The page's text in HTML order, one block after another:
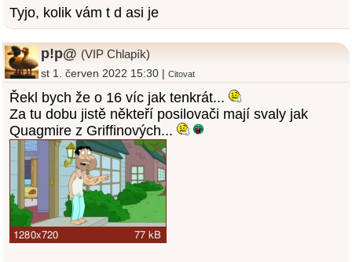
Tyjo, kolik vám t d asi je
p!p@ (VIP Chlapík)
st 1. červen 2022 15:30 |Citovat
Řekl bych že o 16 víc jak tenkrát...
Za tu dobu jistě někteří posilovači mají svaly jak
Quagmire z Griffinových...